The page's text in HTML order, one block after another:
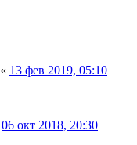
« 13 фев 2019, 05:10
06 окт 2018, 20:30